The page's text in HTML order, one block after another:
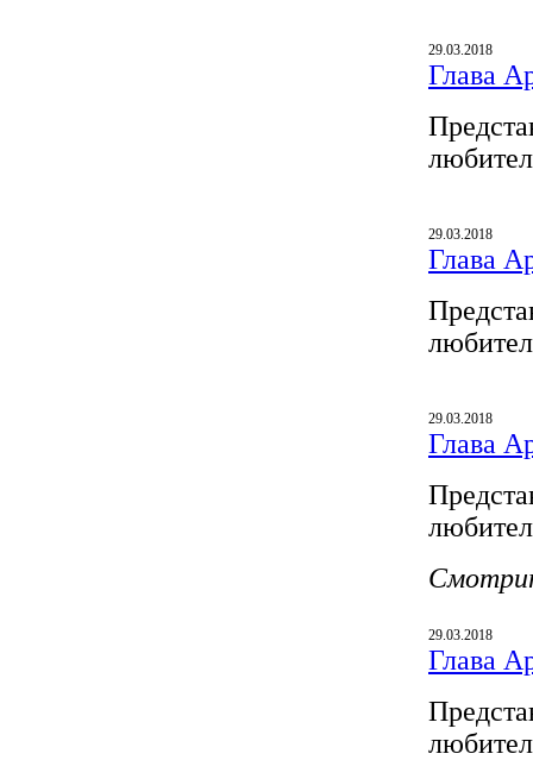
29.03.2018
Глава
29.03.2018
Глава
29.03.2018
Глава
29.03.2018
Глава